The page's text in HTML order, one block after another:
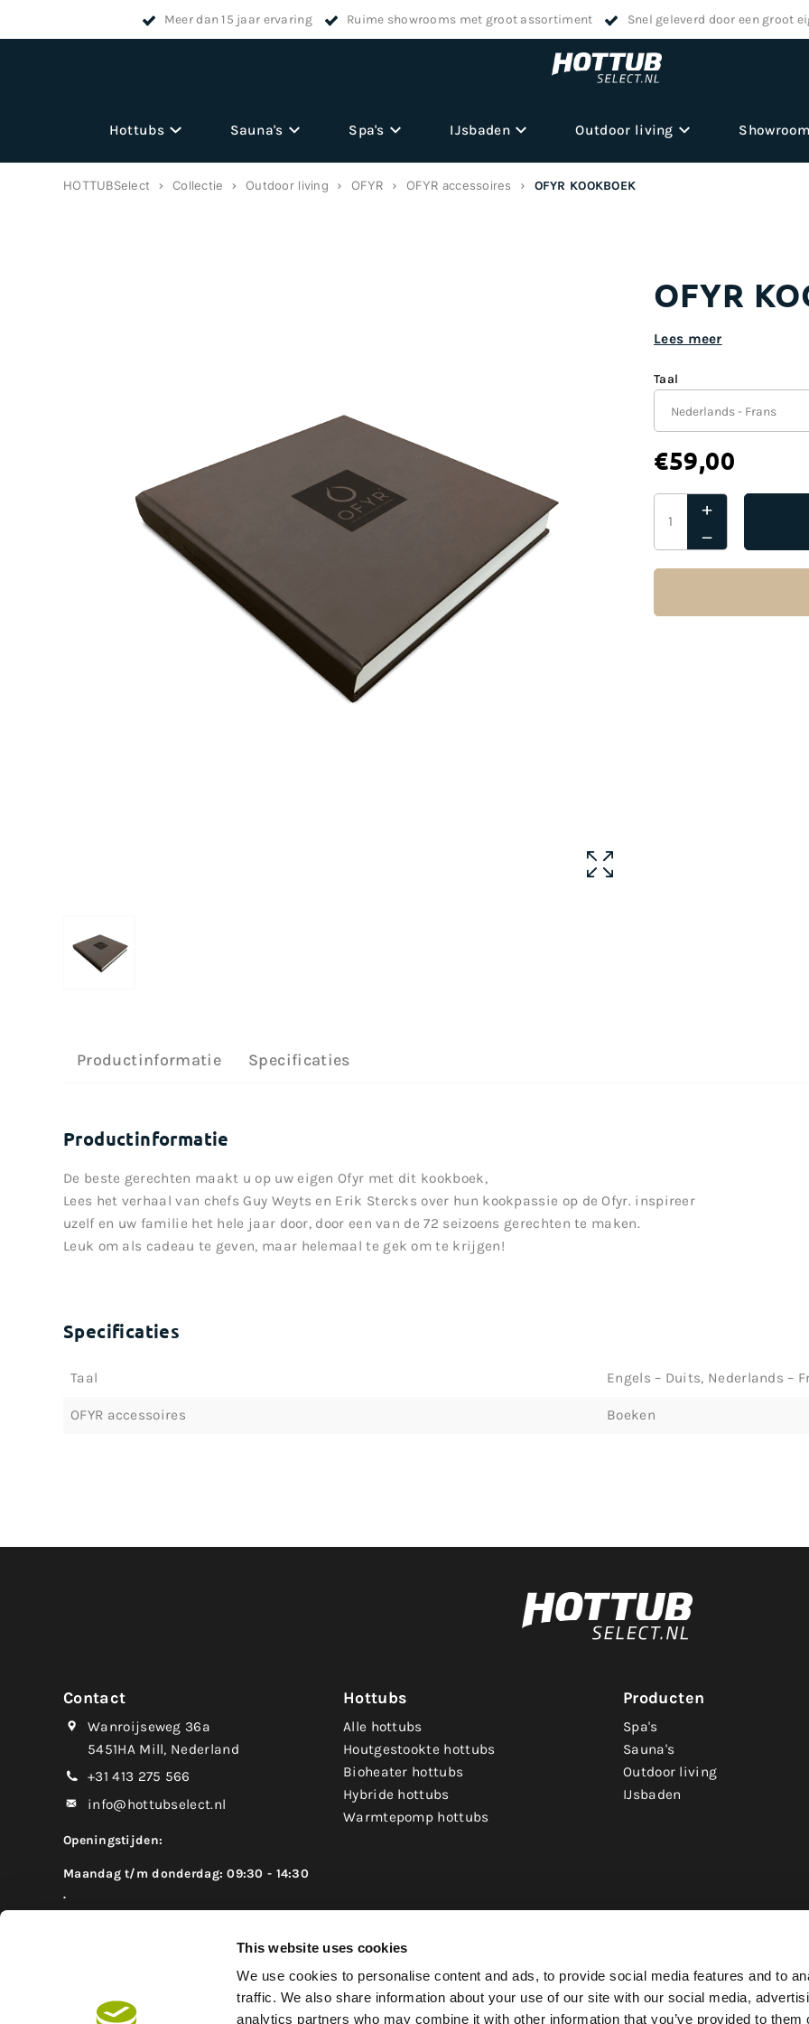
This website uses cookies
We use cookies to personalise content and ads, to provide social media features and to
traffic. We also share information about your use of our site with our social media,
analytics partners who may combine it with other information that you’ve provided to them
Meer dan 15 jaar ervaring Ruime showrooms met groot assortiment Snel geleverd door een groot
Hottubs Sauna's Spa's IJsbaden Outdoor living
HOTTUBSelect Collectie Outdoor living OFYR OFYR accessoires OFYR KOOKBOEK
OFYR
Lees meer
Taal
€59,00
Productinformatie Specificaties
Productinformatie
De beste gerechten maakt u op uw eigen Ofyr met dit kookboek,
Lees het verhaal van chefs Guy Weyts en Erik Stercks over hun kookpassie op de Ofyr. inspireer
uzelf en uw familie het hele jaar door, door een van de 72 seizoens gerechten te maken.
Leuk om als cadeau te geven, maar helemaal te gek om te krijgen!
Specificaties
Taal Engels – Duits, Nederlands –
OFYR accessoires Boeken
Contact
Wanroijseweg 36a
5451HA Mill, Nederland
+31 413 275 566
info@hottubselect.nl
Openingstijden:
Maandag t/m donderdag: 09:30 - 14:30
.
graag vooraf even een afspraak maken.
Zaterdag: 09:00 - 16:00
Hottubs
Alle hottubs
Houtgestookte hottubs
Bioheater hottubs
Hybride hottubs
Warmtepomp hottubs
Producten
Spa's
Sauna's
Outdoor living
IJsbaden